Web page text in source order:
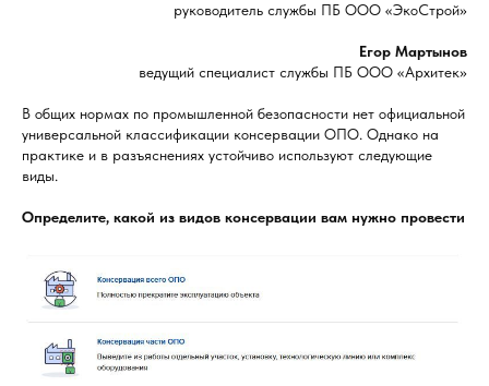
руководитель службы ПБ ООО «ЭкоСтрой»
Егор Мартынов
ведущий специалист службы ПБ ООО «Архитек»
В общих нормах по промышленной безопасности нет официальной
универсальной классификации консервации ОПО. Однако на
практике и в разъяснениях устойчиво используют следующие
виды.
Определите, какой из видов консервации вам нужно провести